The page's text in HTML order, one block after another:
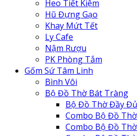
Heo Tiết Kiệm
Hũ Đựng Gạo
Khay Mứt Tết
Ly Cafe
Nậm Rượu
PK Phòng Tắm
Gốm Sứ Tâm Linh
Bình Vôi
Bộ Đồ Thờ Bát Tràng
Bộ Đồ Thờ Đầy Đủ
Combo Bộ Đồ
Combo Bộ Đồ